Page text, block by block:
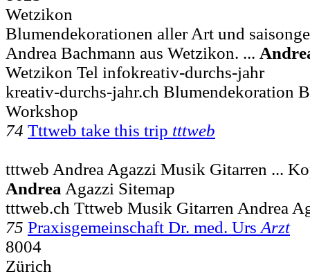
Wetzikon
Blumendekorationen aller Art und
Andrea Bachmann aus Wetzikon. ...
Wetzikon Tel infokreativ-durchs-jahr
kreativ-durchs-jahr.ch Blumendekoration
Workshop
74 Tttweb take this trip tttweb
tttweb Andrea Agazzi Musik Gitarren ...
Andrea Agazzi Sitemap
tttweb.ch Tttweb Musik Gitarren Andrea
75 Praxisgemeinschaft Dr. med. Urs Arzt
8004
Zürich